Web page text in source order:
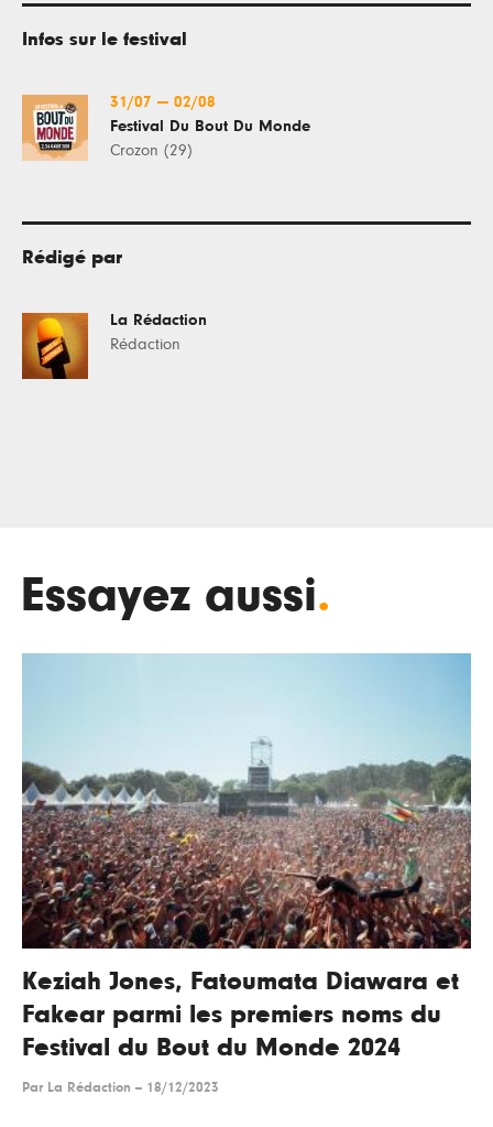
Infos sur le festival
31/07 — 02/08
Festival Du Bout Du Monde
Crozon (29)
Rédigé par
La Rédaction
Rédaction
Essayez aussi.
Keziah Jones, Fatoumata Diawara et
Fakear parmi les premiers noms du
Festival du Bout du Monde 2024
Par La Rédaction -- 18/12/2023